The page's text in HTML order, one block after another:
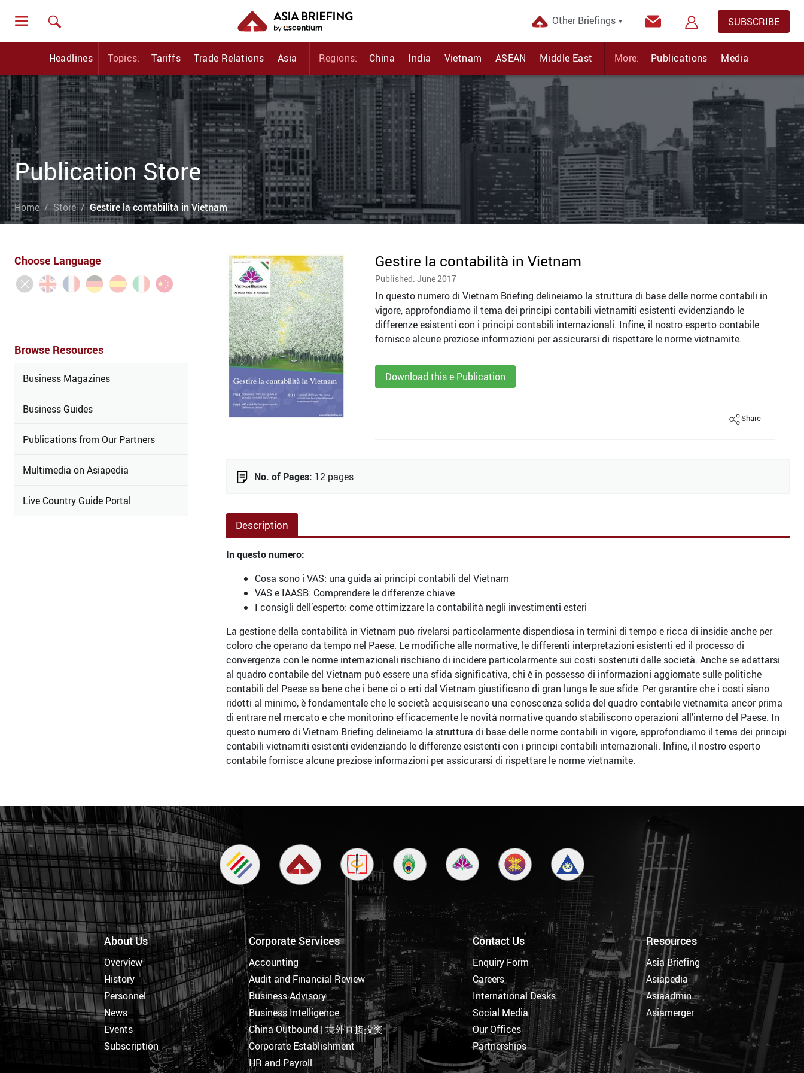
Other Briefings ▼ SUBSCRIBE
Headlines Topics: Tariffs Trade Relations Asia Regions: China India Vietnam ASEAN Middle East More: Publications Media
Publication Store
Home Store Gestire la contabilità in Vietnam
Choose Language
Browse Resources
Business Magazines
Business Guides
Publications from Our Partners
Multimedia on Asiapedia
Live Country Guide Portal
Gestire la contabilità in Vietnam
Published: June 2017
In questo numero di Vietnam Briefing delineiamo la struttura di base delle norme contabili in
vigore, approfondiamo il tema dei principi contabili vietnamiti esistenti evidenziando le
differenze esistenti con i principi contabili internazionali. Infine, il nostro esperto contabile
fornisce alcune preziose informazioni per assicurarsi di rispettare le norme vietnamite.
Download this e-Publication
Share
No. of Pages: 12 pages
Description
In questo numero:
Cosa sono i VAS: una guida ai principi contabili del Vietnam
VAS e IAASB: Comprendere le differenze chiave
I consigli dell’esperto: come ottimizzare la contabilità negli investimenti esteri
La gestione della contabilità in Vietnam può rivelarsi particolarmente dispendiosa in termini di tempo e ricca di insidie anche per
coloro che operano da tempo nel Paese. Le modifiche alle normative, le differenti interpretazioni esistenti ed il processo di
convergenza con le norme internazionali rischiano di incidere particolarmente sui costi sostenuti dalle società. Anche se adattarsi
al quadro contabile del Vietnam può essere una sfida significativa, chi è in possesso di informazioni aggiornate sulle politiche
contabili del Paese sa bene che i bene ci o erti dal Vietnam giustificano di gran lunga le sue sfide. Per garantire che i costi siano
ridotti al minimo, è fondamentale che le società acquisiscano una conoscenza solida del quadro contabile vietnamita ancor prima
di entrare nel mercato e che monitorino efficacemente le novità normative quando stabiliscono operazioni all’interno del Paese. In
questo numero di Vietnam Briefing delineiamo la struttura di base delle norme contabili in vigore, approfondiamo il tema dei principi
contabili vietnamiti esistenti evidenziando le differenze esistenti con i principi contabili internazionali. Infine, il nostro esperto
contabile fornisce alcune preziose informazioni per assicurarsi di rispettare le norme vietnamite.
About Us
Overview
History
Personnel
News
Events
Subscription
Corporate Services
Accounting
Audit and Financial Review
Business Advisory
Business Intelligence
China Outbound | 境外直接投资
Corporate Establishment
HR and Payroll
Contact Us
Enquiry Form
Careers
International Desks
Social Media
Our Offices
Partnerships
Resources
Asia Briefing
Asiapedia
Asiaadmin
Asiamerger